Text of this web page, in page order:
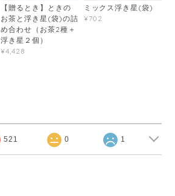
【贈るとき】ときの
お茶と浮き星(袋)の詰
め合わせ（お茶2種＋
浮き星２個）
¥4,428
ミックス浮き星(袋)
¥702
521 0 1